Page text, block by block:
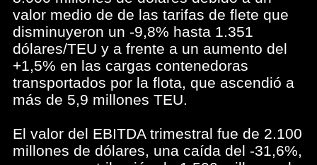
valor medio de de las tarifas de flete que
disminuyeron un -9,8% hasta 1.351
dólares/TEU y a frente a un aumento del
+1,5% en las cargas contenedoras
transportados por la flota, que ascendió a
más de 5,9 millones TEU.
El valor del EBITDA trimestral fue de 2.100
millones de dólares, una caída del -31,6%,